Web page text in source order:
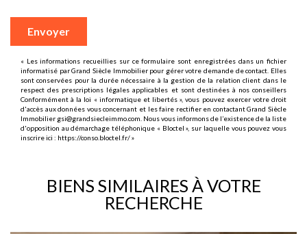
Envoyer
« Les informations recueillies sur ce formulaire sont enregistrées dans un fichier
informatisé par Grand Siècle Immobilier pour gérer votre demande de contact. Elles
sont conservées pour la durée nécessaire à la gestion de la relation client dans le
respect des prescriptions légales applicables et sont destinées à nos conseillers
Conformément à la loi « informatique et libertés », vous pouvez exercer votre droit
d'accès aux données vous concernant et les faire rectifier en contactant Grand Siècle
Immobilier gsi@grandsiecleimmo.com. Nous vous informons de l’existence de la liste
d'opposition au démarchage téléphonique « Bloctel », sur laquelle vous pouvez vous
inscrire ici : https://conso.bloctel.fr/»
BIENS SIMILAIRES À VOTRE
RECHERCHE